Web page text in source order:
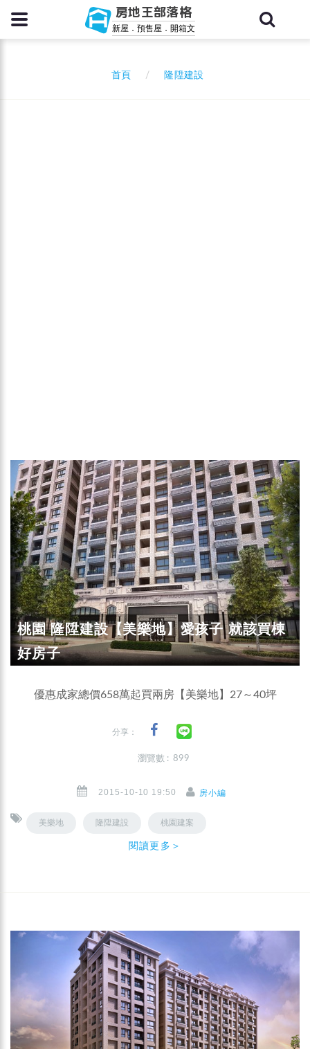
房地王部落格
新屋．預售屋．開箱文
首頁 隆陞建設
桃園 隆陞建設【美樂地】愛孩子 就該買棟
好房子
優惠成家總價658萬起買兩房【美樂地】27～40坪
分享：
瀏覽數 : 899
2015-10-10 19:50 房小編
美樂地 隆陞建設 桃園建案
閱讀更多＞